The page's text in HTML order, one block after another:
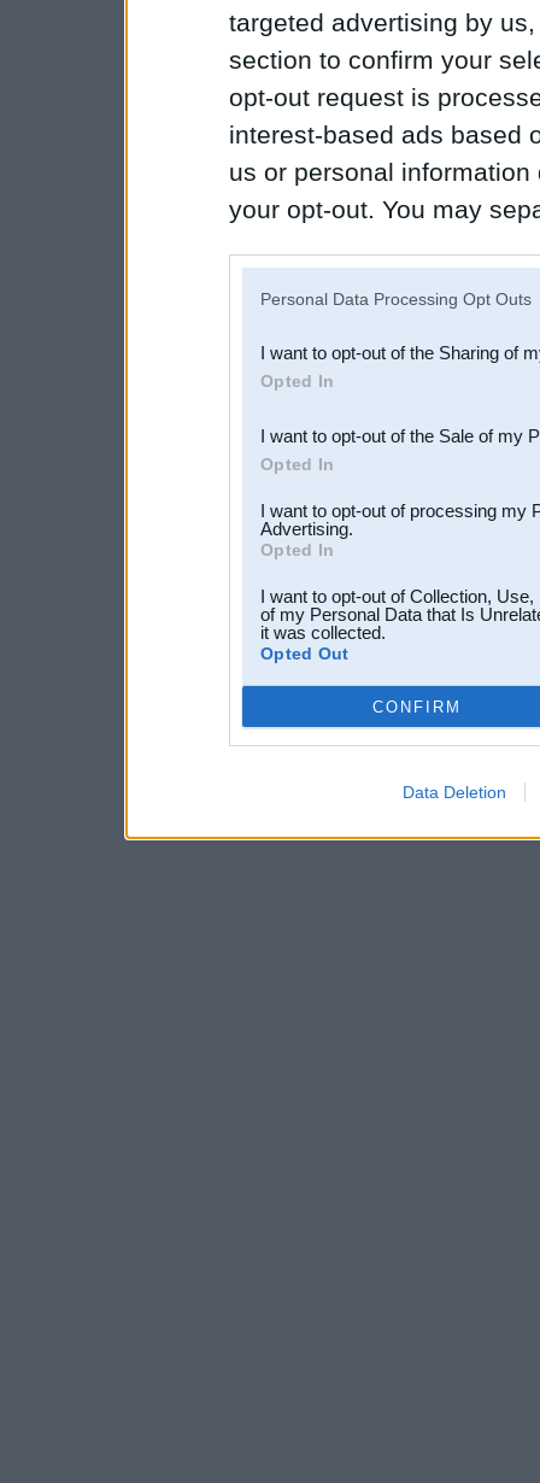
targeted advertising by
section to confirm your
opt-out request is
interest-based ads based
us or personal
your opt-out. You may
Downstream Participants
third parties.
Personal Data Processing Opt Outs
I want to opt-out of the Sharing of
Opted In
I want to opt-out of the Sale of my
Opted In
I want to opt-out of processing my
Advertising.
Opted In
I want to opt-out of Collection,
of my Personal Data that Is
it was collected.
Opted Out
CONFIRM
Data Deletion